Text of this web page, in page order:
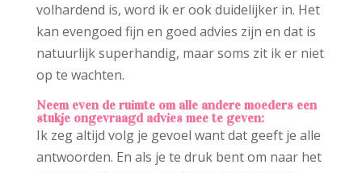
volhardend is, word ik er ook duidelijker in. Het
kan evengoed fijn en goed advies zijn en dat is
natuurlijk superhandig, maar soms zit ik er niet
op te wachten.
Neem even de ruimte om alle andere moeders een
stukje ongevraagd advies mee te geven:
Ik zeg altijd volg je gevoel want dat geeft je alle
antwoorden. En als je te druk bent om naar het